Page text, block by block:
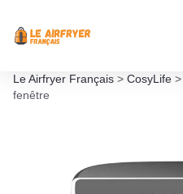
Le Airfryer Français > CosyLife >
fenêtre